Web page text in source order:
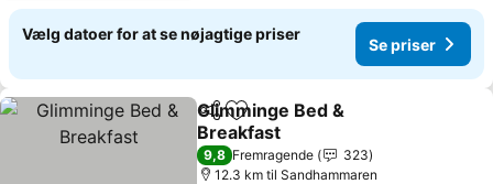
Vælg datoer for at se nøjagtige priser
Se priser
Del Føj til favoritter
Glimminge Bed &
Breakfast
Se priser
9,8 Fremragende
323
12.3 km til Sandhammaren